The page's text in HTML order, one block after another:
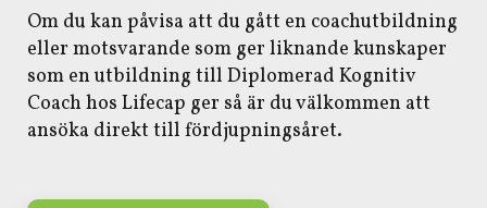
Om du kan påvisa att du gått en coachutbildning
eller motsvarande som ger liknande kunskaper
som en utbildning till Diplomerad Kognitiv
Coach hos Lifecap ger så är du välkommen att
ansöka direkt till fördjupningsåret.